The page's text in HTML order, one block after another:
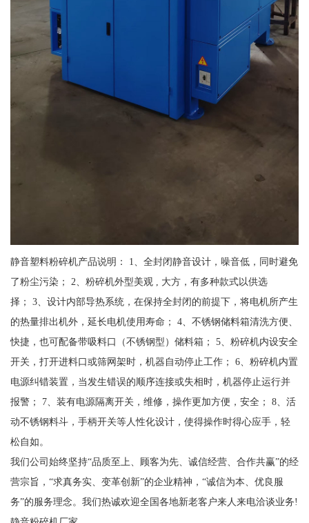
静音塑料粉碎机产品说明： 1、全封闭静音设计，噪音低，同时避免
了粉尘污染； 2、粉碎机外型美观 , 大方，有多种款式以供选
择； 3、设计内部导热系统，在保持全封闭的前提下，将电机所产生
的热量排出机外，延长电机使用寿命； 4、不锈钢储料箱清洗方便、
快捷，也可配备带吸料口（不锈钢型）储料箱； 5、粉碎机内设安全
开关，打开进料口或筛网架时，机器自动停止工作； 6、粉碎机内置
电源纠错装置，当发生错误的顺序连接或失相时，机器停止运行并
报警； 7、装有电源隔离开关，维修，操作更加方便，安全； 8、活
动不锈钢料斗，手柄开关等人性化设计，使得操作时得心应手，轻
松自如。
我们公司始终坚持“品质至上、顾客为先、诚信经营、合作共赢”的经
营宗旨，“求真务实、变革创新”的企业精神，“诚信为本、优良服
务”的服务理念。我们热诚欢迎全国各地新老客户来人来电洽谈业务!